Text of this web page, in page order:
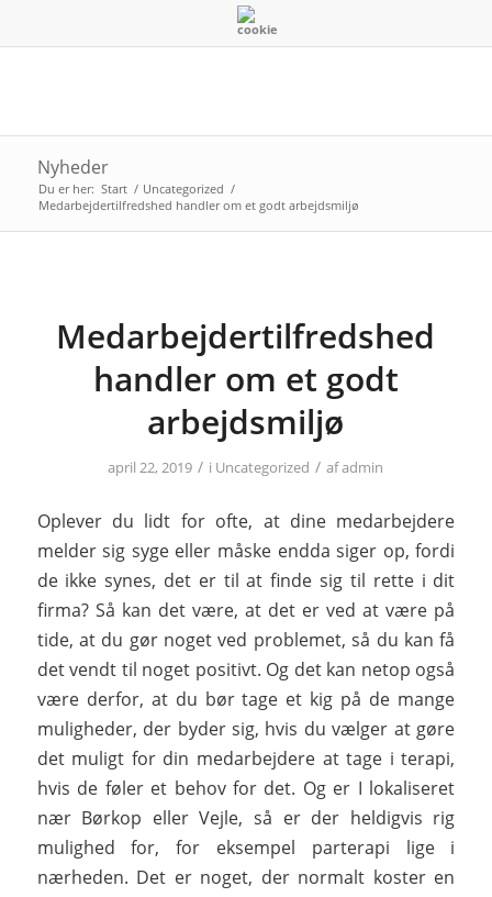
Nyheder
Du er her: Start / Uncategorized /
Medarbejdertilfredshed handler om et godt arbejdsmiljø
Medarbejdertilfredshed
handler om et godt
arbejdsmiljø
april 22, 2019 / i Uncategorized / afadmin
Oplever du lidt for ofte, at dine medarbejdere
melder sig syge eller måske endda siger op, fordi
de ikke synes, det er til at finde sig til rette i dit
firma? Så kan det være, at det er ved at være på
tide, at du gør noget ved problemet, så du kan få
det vendt til noget positivt. Og det kan netop også
være derfor, at du bør tage et kig på de mange
muligheder, der byder sig, hvis du vælger at gøre
det muligt for din medarbejdere at tage i terapi,
hvis de føler et behov for det. Og er I lokaliseret
nær Børkop eller Vejle, så er der heldigvis rig
mulighed for, for eksempel parterapi lige i
nærheden. Det er noget, der normalt koster en